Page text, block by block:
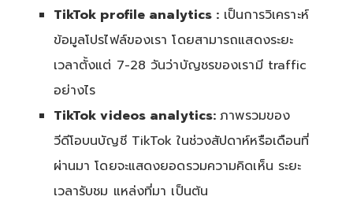
TikTok profile analytics : เป็นการวิเคราะห์
ข้อมูลโปรไฟล์ของเรา โดยสามารถแสดงระยะ
เวลาตั้งแต่ 7-28 วันว่าบัญชรของเรามี traffic
อย่างไร
TikTok videos analytics:ภาพรวมของ
วีดีโอบนบัญชี TikTok ในช่วงสัปดาห์หรือเดือนที่
ผ่านมา โดยจะแสดงยอดรวมความคิดเห็น ระยะ
เวลารับชม แหล่งที่มา เป็นต้น